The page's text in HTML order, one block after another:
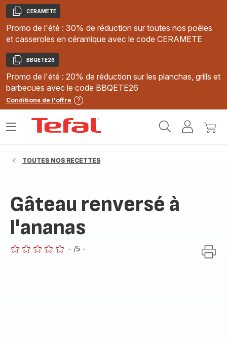
Copier
CERAMETE
Promo de l'été : 30% de réduction sur toutes nos poêles
et casseroles en céramique avec le code CERAMETE
Copier
BBQETE26
Promo de l'été : 20% de réduction sur les planchas, grills et
barbecues avec le code BBQETE26
Conditions de l'offre
MonMon
Ouvrir
TOUTES NOS RECETTES
Gâteau renversé à
l'ananas
- /5 -